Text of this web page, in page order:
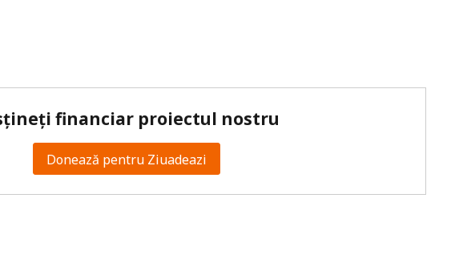
financiar proiectul nostru
Donează pentru Ziuadeazi